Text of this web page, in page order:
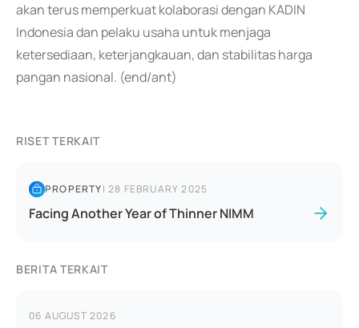
akan terus memperkuat kolaborasi dengan KADIN
Indonesia dan pelaku usaha untuk menjaga
ketersediaan, keterjangkauan, dan stabilitas harga
pangan nasional. (end/ant)
RISET TERKAIT
PROPERTY|28 FEBRUARY 2025
Facing Another Year of Thinner NIMM
BERITA TERKAIT
06 AUGUST 2026